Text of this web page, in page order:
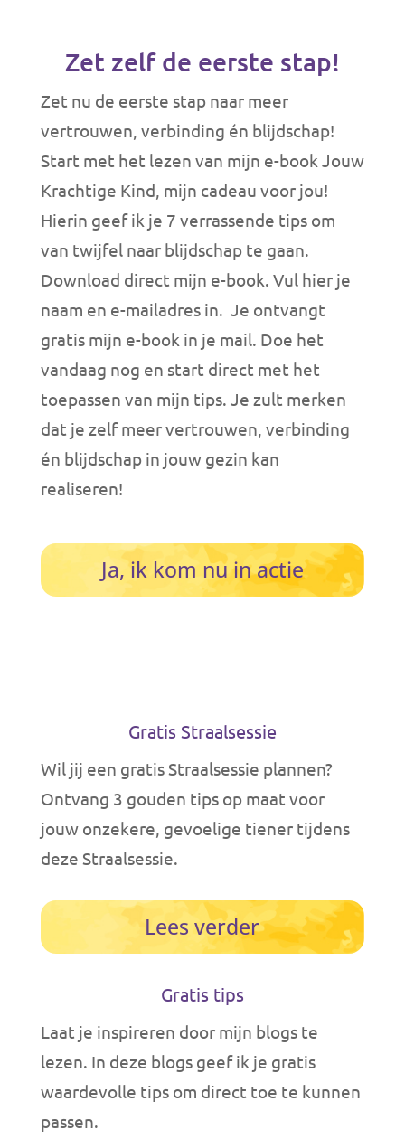
Zet zelf de eerste stap!
Zet nu de eerste stap naar meer
vertrouwen, verbinding én blijdschap!
Start met het lezen van mijn e-book Jouw
Krachtige Kind, mijn cadeau voor jou!
Hierin geef ik je 7 verrassende tips om
van twijfel naar blijdschap te gaan.
Download direct mijn e-book. Vul hier je
naam en e-mailadres in. Je ontvangt
gratis mijn e-book in je mail. Doe het
vandaag nog en start direct met het
toepassen van mijn tips. Je zult merken
dat je zelf meer vertrouwen, verbinding
én blijdschap in jouw gezin kan
realiseren!
Ja, ik kom nu in actie
Gratis Straalsessie
Wil jij een gratis Straalsessie plannen?
Ontvang 3 gouden tips op maat voor
jouw onzekere, gevoelige tiener tijdens
deze Straalsessie.
Lees verder
Gratis tips
Laat je inspireren door mijn blogs te
lezen. In deze blogs geef ik je gratis
waardevolle tips om direct toe te kunnen
passen.